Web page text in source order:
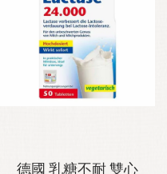
德國 乳糖不耐 雙心